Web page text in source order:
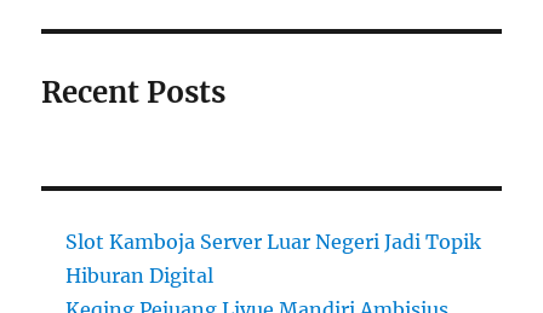
Recent Posts
Slot Kamboja Server Luar Negeri Jadi Topik
Hiburan Digital